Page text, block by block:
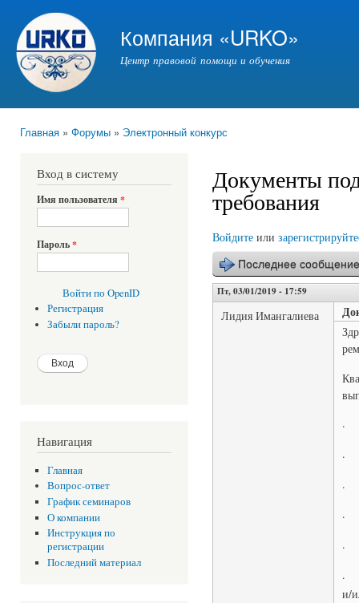
Компания «URKO»
Центр правовой помощи и обучения
Главная » Форумы » Электронный конкурс
Вход в систему
Имя пользователя *
Пароль*
Войти по OpenID
Регистрация
Забыли пароль?
Навигация
Главная
Вопрос-ответ
График семинаров
О компании
Инструкция по
регистрации
Последний материал
Документы
требования
Войдите или
Последнее сообщение
Пт, 03/01/2019 - 17:59
Лидия Имангалиева
·
·
·
·
·
·
и/